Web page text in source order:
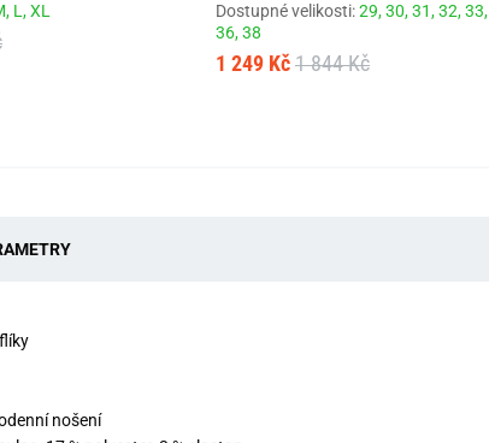
L,XL Dostupné velikosti:29,30,31,32,33,
36,38
1 249 Kč 1 844 Kč
nošení